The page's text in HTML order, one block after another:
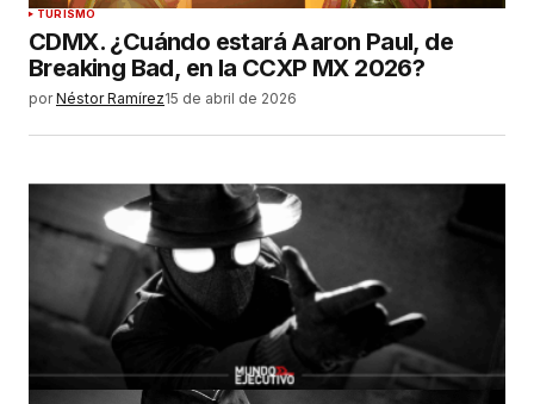
TURISMO
CDMX. ¿Cuándo estará Aaron Paul, de
Breaking Bad, en la CCXP MX 2026?
por Néstor Ramírez15 de abril de 2026